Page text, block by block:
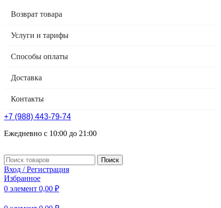
Возврат товара
Услуги и тарифы
Способы оплаты
Доставка
Контакты
+7 (988) 443-79-74
Ежедневно с 10:00 до 21:00
Поиск
Вход / Регистрация
Избранное
0 элемент 0,00 ₽